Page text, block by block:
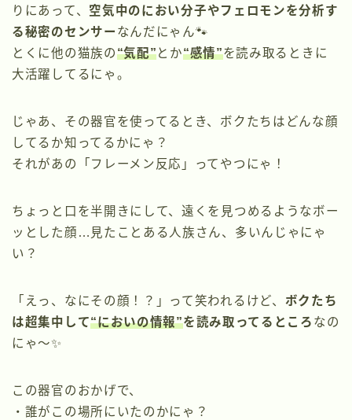
りにあって、 空気中のにおい分子やフェロモンを分析す
る秘密のセンサー なんだにゃん🐾
とくに他の猫族の“気配”とか“感情”を読み取るときに
大活躍してるにゃ。
じゃあ、その器官を使ってるとき、ボクたちはどんな顔
してるか知ってるかにゃ？
それがあの「フレーメン反応」ってやつにゃ！
ちょっと口を半開きにして、遠くを見つめるようなボー
ッとした顔…見たことある人族さん、多いんじゃにゃ
い？
「えっ、なにその顔！？」って笑われるけど、 ボクたち
は超集中して“においの情報”を読み取ってるところ なの
にゃ〜✨
この器官のおかげで、
・誰がこの場所にいたのかにゃ？